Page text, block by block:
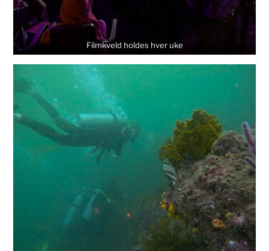
Filmkveld holdes hver uke